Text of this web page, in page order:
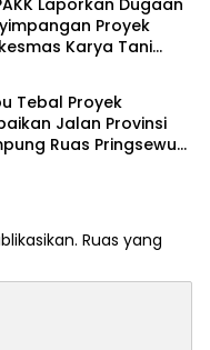
Proyek
Karya Tani
Tebal Proyek
Jalan Provinsi
Ruas Pringsewu–
RutinRuas yang